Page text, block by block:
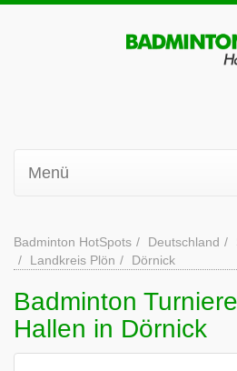
Menü
Badminton HotSpots Deutschland
Landkreis Plön
Dörnick
Badminton
Hallen in Dörnick